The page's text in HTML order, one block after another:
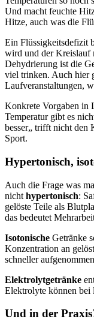
Und macht feuchte
Hitze, auch was die
Ein Flüssigkeitsdefizit
wird und der Kreislauf
Dehydrierung ist die
viel trinken. Auch hier
Laufveranstaltungen,
Konkrete Vorgaben in
Temperatur gibt es
besser„ trifft nicht den
Sport.
Hypertonisch,
Auch die Frage was
nicht hypertonisch:
gelöste Teile als
das bedeutet
Isotonische Getränke
Konzentration an
schneller
Elektrolytgetränke
Elektrolyte können bei
Und in der